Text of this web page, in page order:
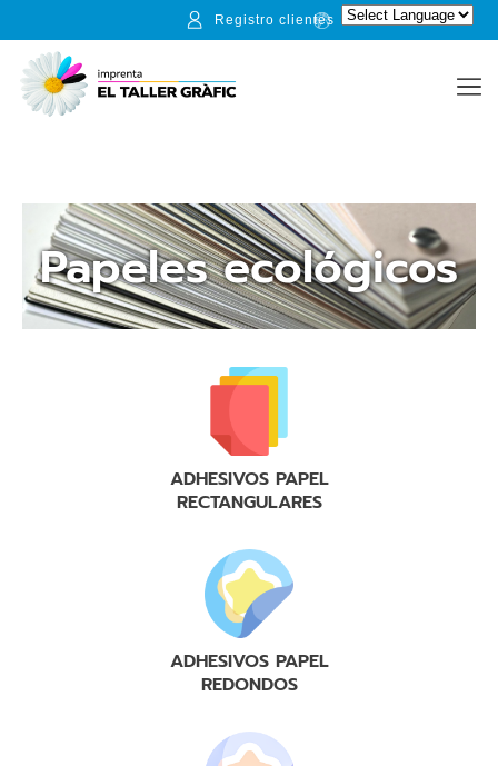
Registro clientes
Papeles ecológicos
ADHESIVOS PAPEL
RECTANGULARES
ADHESIVOS PAPEL
REDONDOS